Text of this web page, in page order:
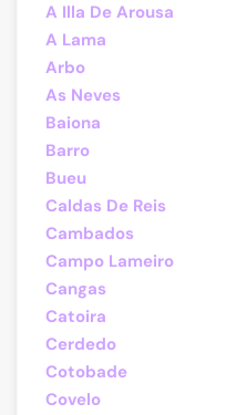
A Illa De Arousa
A Lama
Arbo
As Neves
Baiona
Barro
Bueu
Caldas De Reis
Cambados
Campo Lameiro
Cangas
Catoira
Cerdedo
Cotobade
Covelo